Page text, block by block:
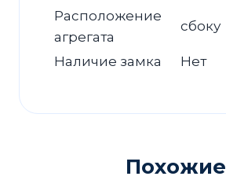
Расположение
агрегата
сбоку
Наличие замка Нет
Похожие